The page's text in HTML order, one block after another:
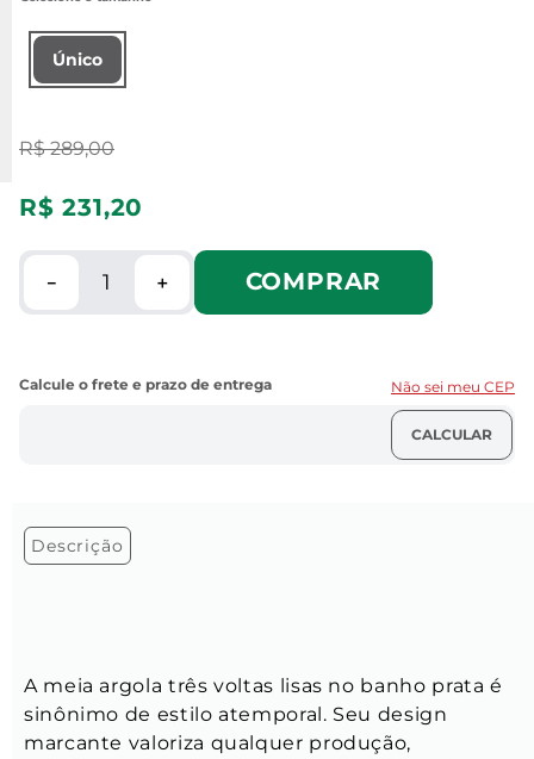
Único
R$ 289,00
R$ 231,20
＋
－ COMPRAR
Não sei meu CEP
Descrição
A meia argola três voltas lisas no banho prata é
sinônimo de estilo atemporal. Seu design
marcante valoriza qualquer produção,